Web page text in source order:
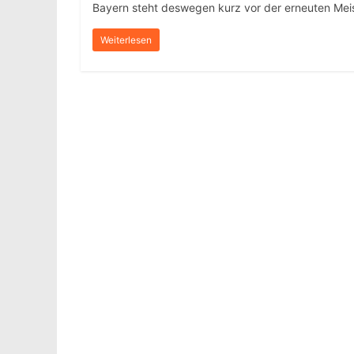
Bayern steht deswegen kurz vor der erneuten
Weiterlesen